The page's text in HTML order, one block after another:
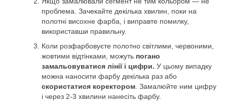
проблема. Зачекайте декілька хвилин, поки на
полотні висохне фарба, і виправте помилку,
використавши правильну.
Коли розфарбовуєте полотно світлими, червоними,
жовтими відтінками, можуть погано
замальовуватися лінії і цифри. У цьому випадку
можна наносити фарбу декілька раз або
скористатися коректором . Замалюйте ним цифру
і через 2-3 хвилини нанесіть фарбу.